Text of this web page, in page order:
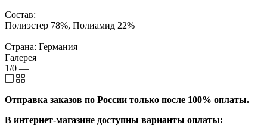
Состав:
Полиэстер 78%, Полиамид 22%
Страна: Германия
Галерея
1/0 —
Отправка заказов по России только после 100% оплаты.
В интернет-магазине доступны варианты оплаты: